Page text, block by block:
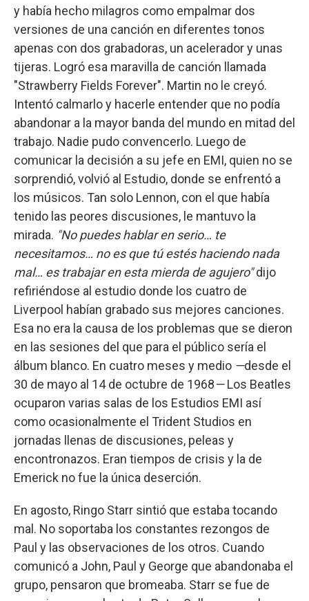
y había hecho milagros como empalmar dos
versiones de una canción en diferentes tonos
apenas con dos grabadoras, un acelerador y unas
tijeras. Logró esa maravilla de canción llamada
"Strawberry Fields Forever". Martin no le creyó.
Intentó calmarlo y hacerle entender que no podía
abandonar a la mayor banda del mundo en mitad del
trabajo. Nadie pudo convencerlo. Luego de
comunicar la decisión a su jefe en EMI, quien no se
sorprendió, volvió al Estudio, donde se enfrentó a
los músicos. Tan solo Lennon, con el que había
tenido las peores discusiones, le mantuvo la
mirada. "No puedes hablar en serio… te
necesitamos… no es que tú estés haciendo nada
mal… es trabajar en esta mierda de agujero"dijo
refiriéndose al estudio donde los cuatro de
Liverpool habían grabado sus mejores canciones.
Esa no era la causa de los problemas que se dieron
en las sesiones del que para el público sería el
álbum blanco. En cuatro meses y medio —desde el
30 de mayo al 14 de octubre de 1968—Los Beatles
ocuparon varias salas de los Estudios EMI así
como ocasionalmente el Trident Studios en
jornadas llenas de discusiones, peleas y
encontronazos. Eran tiempos de crisis y la de
Emerick no fue la única deserción.
En agosto, Ringo Starr sintió que estaba tocando
mal. No soportaba los constantes rezongos de
Paul y las observaciones de los otros. Cuando
comunicó a John, Paul y George que abandonaba el
grupo, pensaron que bromeaba. Starr se fue de